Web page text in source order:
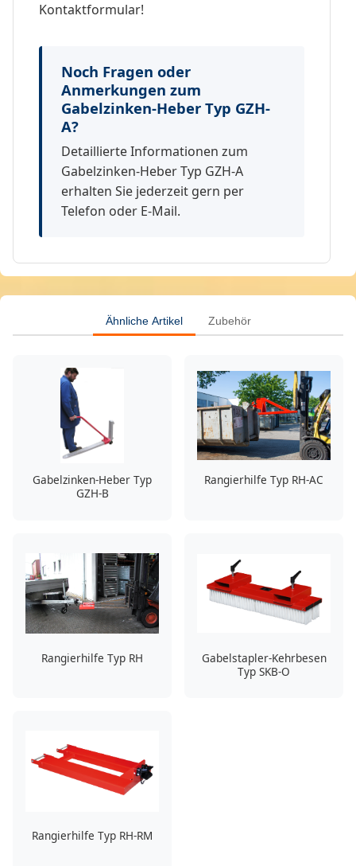
Kontaktformular!
Noch Fragen oder
Anmerkungen zum
Gabelzinken-Heber Typ GZH-
A?
Detaillierte Informationen zum
Gabelzinken-Heber Typ GZH-A
erhalten Sie jederzeit gern per
Telefon oder E-Mail.
Ähnliche Artikel Zubehör
Gabelzinken-Heber Typ
GZH-B
Rangierhilfe Typ RH-AC
Rangierhilfe Typ RH
Gabelstapler-Kehrbesen
Typ SKB-O
Rangierhilfe Typ RH-RM